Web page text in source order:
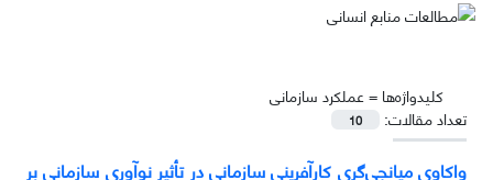
کلیدواژه‌ها =عملکرد سازمانی
تعداد مقالات:
10
واکاوی میانجی‌گری کارآفرینی سازمانی در تأثیر نوآوری سازمانی بر